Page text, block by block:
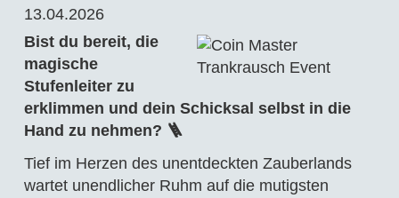
13.04.2026
Bist du bereit, die
magische
Stufenleiter zu
erklimmen und dein Schicksal selbst in die
Hand zu nehmen? 🪜
Tief im Herzen des unentdeckten Zauberlands
wartet unendlicher Ruhm auf die mutigsten